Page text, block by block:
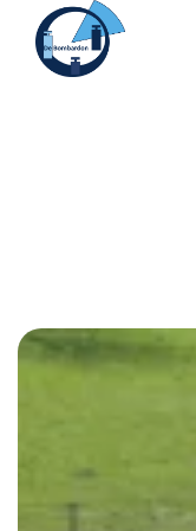
Bombardon